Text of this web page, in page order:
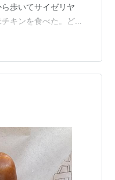
歩いてサイゼリヤ
キンを食べた。どっ
を全てぺたぺた貼っ
に寄って帰り、牛肉と
大根の味噌汁，キャ
ぼろ煮を作った。食
間ぶりの出勤。自分の